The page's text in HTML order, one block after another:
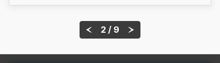
2 / 9